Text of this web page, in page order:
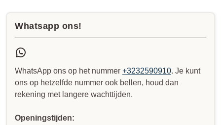
Whatsapp ons!
WhatsApp ons op het nummer +3232590910. Je kunt
ons op hetzelfde nummer ook bellen, houd dan
rekening met langere wachttijden.
Openingstijden: